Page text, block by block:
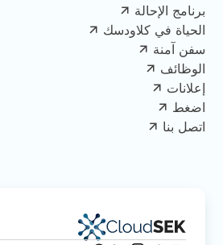
برنامج الإحالة
الحياة في كلاودسك
سفن آمنة
الوظائف
إعلانات
اضغط
اتصل بنا